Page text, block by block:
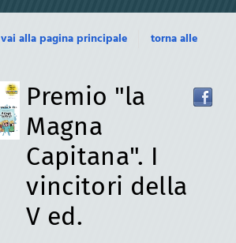
vai alla pagina principale
torna alle
Premio "la
Magna
Capitana". I
vincitori della
V ed.